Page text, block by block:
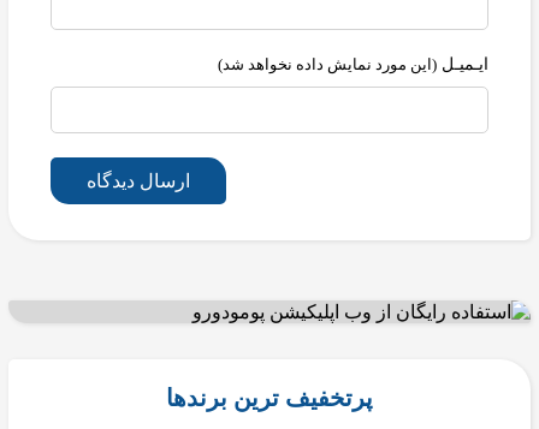
ایـمیـل (این مورد نمایش داده نخواهد شد)
ارسال دیدگاه
پرتخفیف ترین برندها